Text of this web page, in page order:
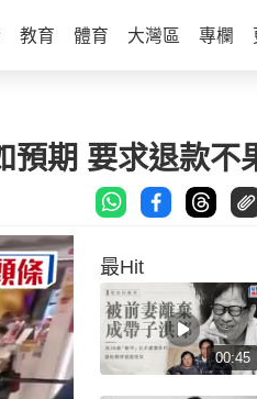
教育 體育 大灣區 專欄
預期 要求退款不
最Hit
00:45